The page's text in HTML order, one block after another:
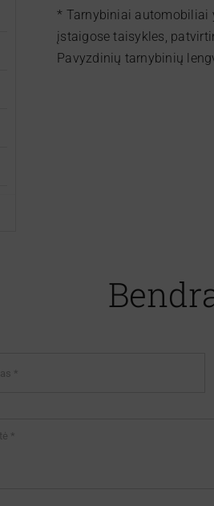
* Tarnybiniai automobiliai
įstaigose taisykles,
Pavyzdinių tarnybinių